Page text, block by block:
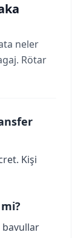
neler
Rötar
Kişi
bavullar